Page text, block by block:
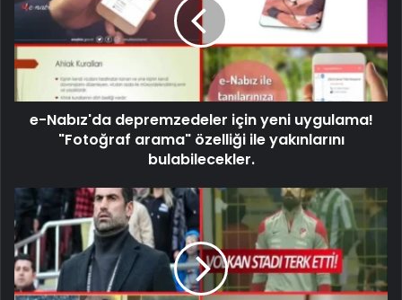
e-Nabız'da depremzedeler için yeni uygulama!
"Fotoğraf arama" özelliği ile yakınlarını
bulabilecekler.